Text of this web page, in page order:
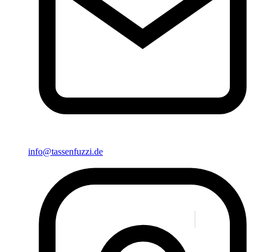
info@tassenfuzzi.de